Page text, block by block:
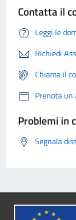
Contatta il
Leggi le
Richiedi
Chiama il
Prenota
Problemi in
Segnala